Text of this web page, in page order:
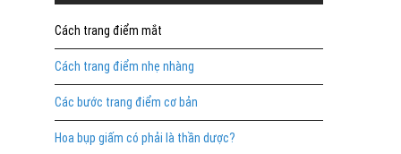
Cách trang điểm mắt
Cách trang điểm nhẹ nhàng
Các bước trang điểm cơ bản
Hoa bụp giấm có phải là thần dược?